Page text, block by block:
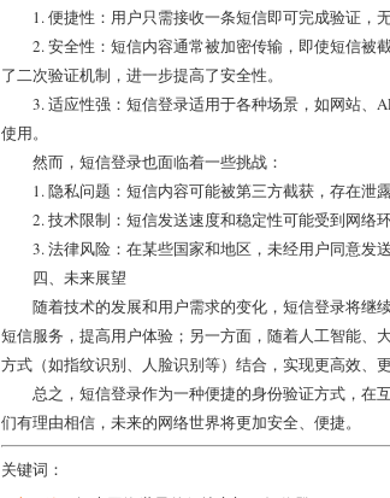
1. 便捷性：用户只需接收一条短信即可完成验证，
2. 安全性：短信内容通常被加密传输，即使短信被
了二次验证机制，进一步提高了安全性。
3. 适应性强：短信登录适用于各种场景，如网站、
使用。
然而，短信登录也面临着一些挑战：
1. 隐私问题：短信内容可能被第三方截获，存在泄
2. 技术限制：短信发送速度和稳定性可能受到网络
3. 法律风险：在某些国家和地区，未经用户同意发
四、未来展望
随着技术的发展和用户需求的变化，短信登录将继
短信服务，提高用户体验；另一方面，随着人工智能、
方式（如指纹识别、人脸识别等）结合，实现更高效、
总之，短信登录作为一种便捷的身份验证方式，在
们有理由相信，未来的网络世界将更加安全、便捷。
关键词：